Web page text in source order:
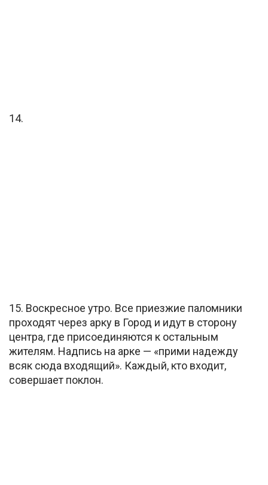
14.
15. Воскресное утро. Все приезжие паломники
проходят через арку в Город и идут в сторону
центра, где присоединяются к остальным
жителям. Надпись на арке — «прими надежду
всяк сюда входящий». Каждый, кто входит,
совершает поклон.